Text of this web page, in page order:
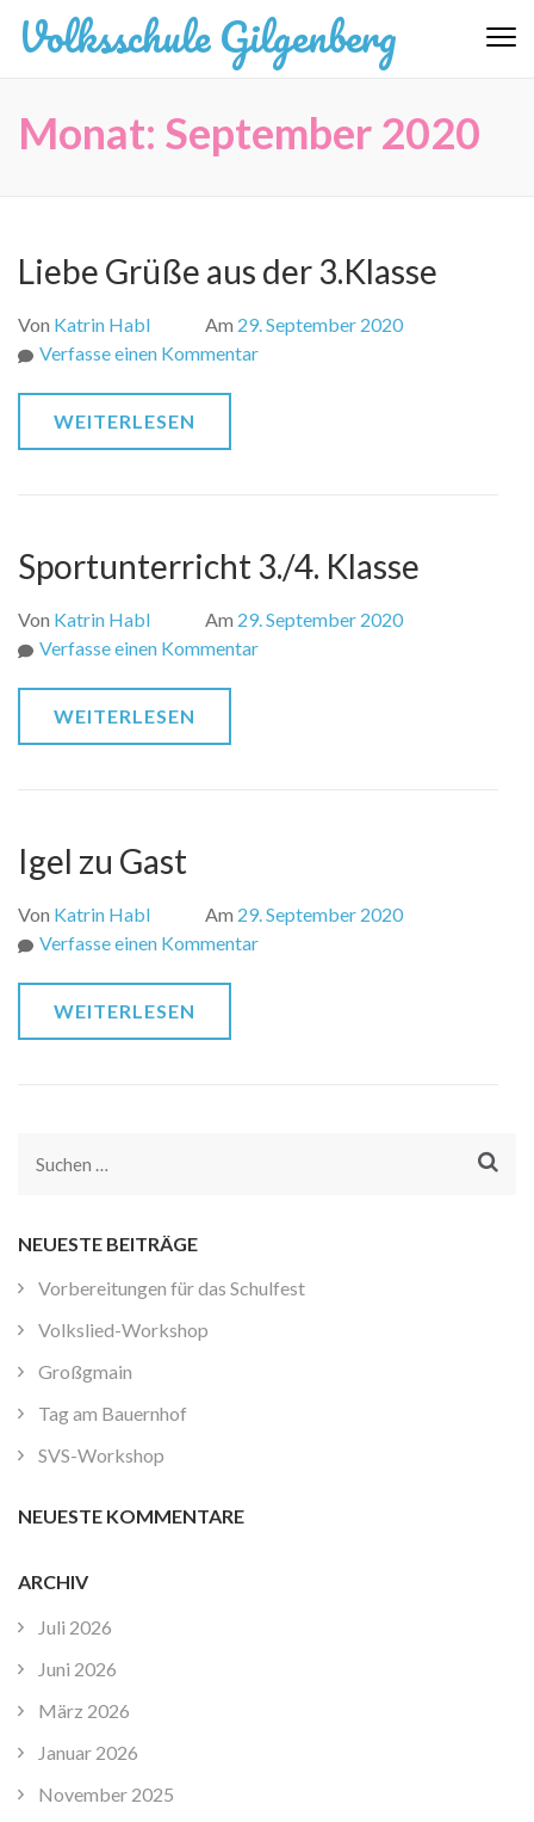
Zum
Inhalt
drücken)
Volksschule Gilgenberg
Monat: September 2020
Liebe Grüße aus der 3.Klasse
Von Katrin Habl Am 29. September 2020
Verfasse einen Kommentarzu
WEITERLESEN
Sportunterricht 3./4. Klasse
Von Katrin Habl Am 29. September 2020
Verfasse einen Kommentarzu
WEITERLESEN
Igel zu Gast
Von Katrin Habl Am 29. September 2020
Verfasse einen Kommentarzu
WEITERLESEN
Suchen
NEUESTE BEITRÄGE
Vorbereitungen für das Schulfest
Volkslied-Workshop
Großgmain
Tag am Bauernhof
SVS-Workshop
NEUESTE KOMMENTARE
ARCHIV
Juli 2026
Juni 2026
März 2026
Januar 2026
November 2025